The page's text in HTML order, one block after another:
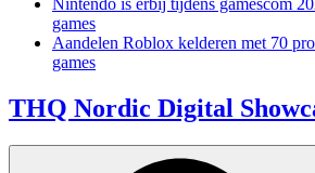
Nintendo is erbij tijdens gamescom
games
Aandelen Roblox kelderen met 70
games
THQ Nordic Digital